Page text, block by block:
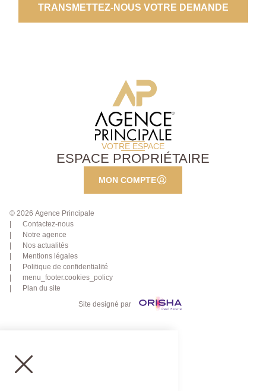
TRANSMETTEZ-NOUS VOTRE DEMANDE
VOTRE ESPACE
ESPACE PROPRIÉTAIRE
MON COMPTE
© 2026 Agence Principale
Contactez-nous
Notre agence
Nos actualités
Mentions légales
Politique de confidentialité
menu_footer.cookies_policy
Plan du site
Site designé par